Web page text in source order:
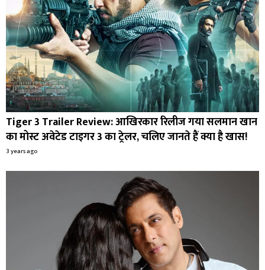
Tiger 3 Trailer Review: आखिरकार रिलीज गया सलमान खान
का मोस्ट अवेटेड टाइगर 3 का ट्रेलर, चलिए जानते हैं क्या है खास!
3 years ago